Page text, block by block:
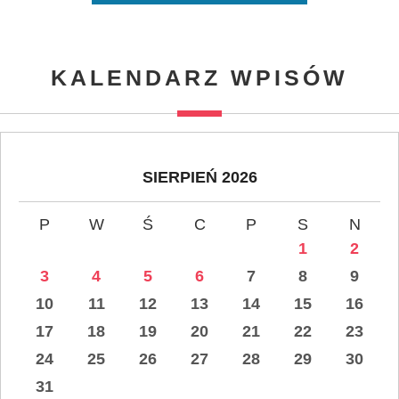
KALENDARZ WPISÓW
SIERPIEŃ 2026
P W Ś C P S
N
1
2
3
4 5 6 7 8
9
10
11 12 13 14 15
16
17
18 19 20 21 22
23
24
25 26 27 28 29
30
31